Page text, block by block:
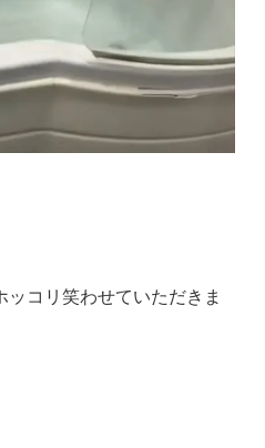
コリ笑わせていただきま